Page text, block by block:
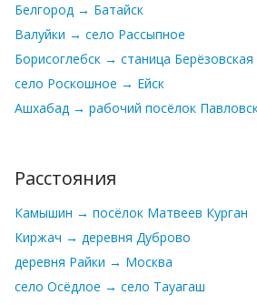
Белгород → Батайск
Валуйки → село Рассыпное
Борисоглебск → станица Берёзовская
село Роскошное → Ейск
Ашхабад → рабочий посёлок
Расстояния
Камышин → посёлок Матвеев Курган
Киржач → деревня Дуброво
деревня Райки → Москва
село Осёдлое → село Тауагаш